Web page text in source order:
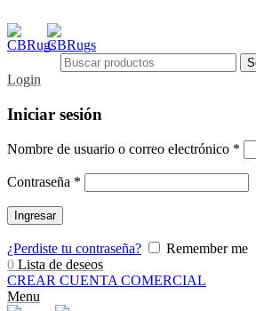
Login
Iniciar sesión
Nombre de usuario o correo electrónico *
Contraseña *
Ingresar
¿Perdiste tu contraseña?
Remember me
0 Lista de deseos
CREAR CUENTA COMERCIAL
Menu